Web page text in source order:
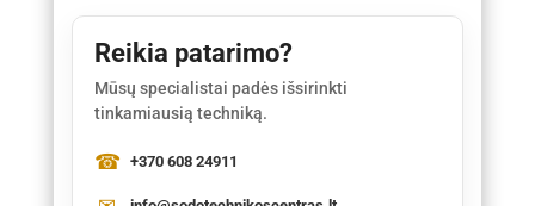
Reikia patarimo?
Mūsų specialistai padės išsirinkti
tinkamiausią techniką.
+370 608 24911